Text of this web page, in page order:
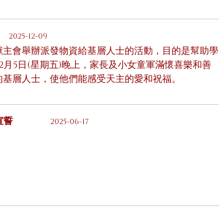
2025-12-09
會舉辦派發物資給基層人士的活動，目的是幫助學
5日(星期五)晚上，家長及小女童軍滿懷喜樂和善
層人士，使他們能感受天主的愛和祝福。
誓 2025-06-17